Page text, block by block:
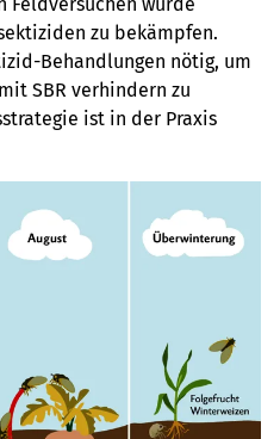
zu bekämpfen.
Behandlungen nötig, um
SBR verhindern zu
ist in der Praxis